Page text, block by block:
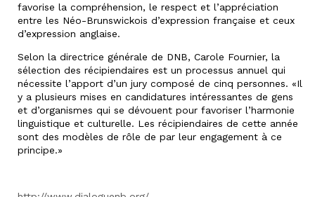
favorise la compréhension, le respect et l’appréciation
entre les Néo-Brunswickois d’expression française et ceux
d’expression anglaise.
Selon la directrice générale de DNB, Carole Fournier, la
sélection des récipiendaires est un processus annuel qui
nécessite l’apport d’un jury composé de cinq personnes. «Il
y a plusieurs mises en candidatures intéressantes de gens
et d’organismes qui se dévouent pour favoriser l’harmonie
linguistique et culturelle. Les récipiendaires de cette année
sont des modèles de rôle de par leur engagement à ce
principe.»